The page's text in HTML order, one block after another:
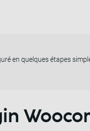
en quelques étapes